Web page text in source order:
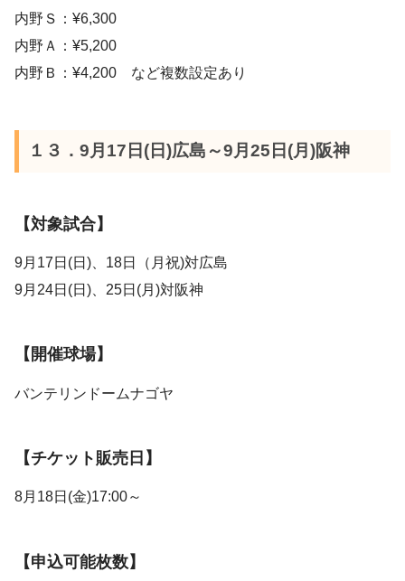
内野Ｓ：¥6,300
内野Ａ：¥5,200
内野Ｂ：¥4,200 など複数設定あり
１３．9月17日(日)広島～9月25日(月)阪神
【対象試合】
9月17日(日)、18日（月祝)対広島
9月24日(日)、25日(月)対阪神
【開催球場】
バンテリンドームナゴヤ
【チケット販売日】
8月18日(金)17:00～
【申込可能枚数】